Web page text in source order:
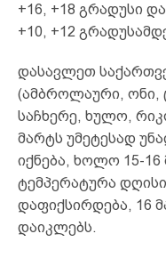
+16, +18 გრადუსი
+10, +12
დასავლეთ
(ამბროლაური, ონი,
საჩხერე, ხულო,
მარტს უმეტესად
იქნება, ხოლო 15-16
ტემპერატურა
დაფიქსირდება, 16
დაიკლებს.